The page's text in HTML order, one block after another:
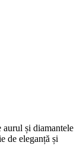
și diamantele
de eleganță și